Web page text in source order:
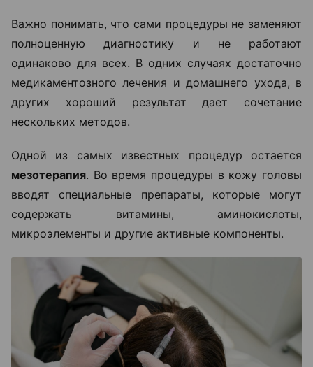
Важно понимать, что сами процедуры не заменяют
полноценную диагностику и не работают
одинаково для всех. В одних случаях достаточно
медикаментозного лечения и домашнего ухода, в
других хороший результат дает сочетание
нескольких методов.
Одной из самых известных процедур остается
мезотерапия. Во время процедуры в кожу головы
вводят специальные препараты, которые могут
содержать витамины, аминокислоты,
микроэлементы и другие активные компоненты.